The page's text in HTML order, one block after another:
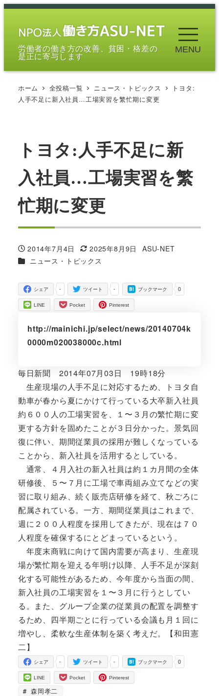
メ
労働者の働き方の改善、貧困・格差の
是正に寄与します
MENU
ホーム 全投稿一覧 ニュース・トピックス
トヨタ:
人手不足に新入社員…工場実習を繁忙期に変更
トヨタ:人手不足に新
入社員…工場実習を繁
忙期に変更
投稿日
2014年7月4日
更新日
2025年8月9日
著
ASU-NET
カテゴリー
ニュース・トピックス
-
シェア -
ツイート 0
ブックマーク
LINE Pocket Pinterest
http://mainichi.jp/select/news/20140704k
0000m020038000c.html
毎日新聞 2014年07月03日 19時18分
生産現場の人手不足に対応するため、トヨタ自
動車が春から夏にかけて行っている大卒新入社員
約６００人の工場実習を、１〜３月の繁忙期に変
更する方針を固めたことが３日分かった。景気回
復に伴い、期間従業員の採用が難しくなっている
ことから、新入社員を活用するとしている。
通常、４月入社の新入社員は約１カ月間の全体
研修後、５〜７月に工場で車両組み立てなどの実
習に取り組み、続く販売店研修を経て、秋ごろに
配属されている。一方、期間従業員はこれまで、
週に２００人程度を採用してきたが、現在は７０
人程度を確保するにとどまっているという。
年度末商戦に向けて国内需要が高まり、生産現
場が繁忙期を迎える年明け以降、人手不足が深刻
化する可能性があるため、今年度から当面の間、
新入社員の工場実習を１〜３月に行うとしてい
る。また、グループ企業の従業員の配置を調整す
るため、四半期ごとに行っている会議も月１回に
増やし、柔軟な生産体制を築く考えだ。【和田憲
二】
-
シェア -
ツイート 0
ブックマーク
LINE Pocket Pinterest
森岡孝二